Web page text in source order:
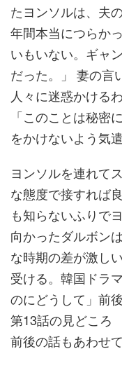
たヨンソルは、夫
年間本当につらか
いもいない。ギャ
だった。」 妻の言
人々に迷惑かける
「このことは秘密
をかけないよう気遣
ヨンソルを連れて
な態度で接すれば
も知らないふりで
向かったダルボン
な時期の差が激し
受ける。韓国ドラ
のにどうして」前
第13話の見どころ
前後の話もあわせ